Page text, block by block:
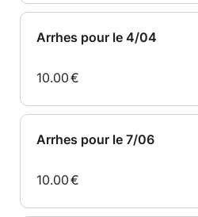
Arrhes pour le 4/04
10.00€
Arrhes pour le 7/06
10.00€